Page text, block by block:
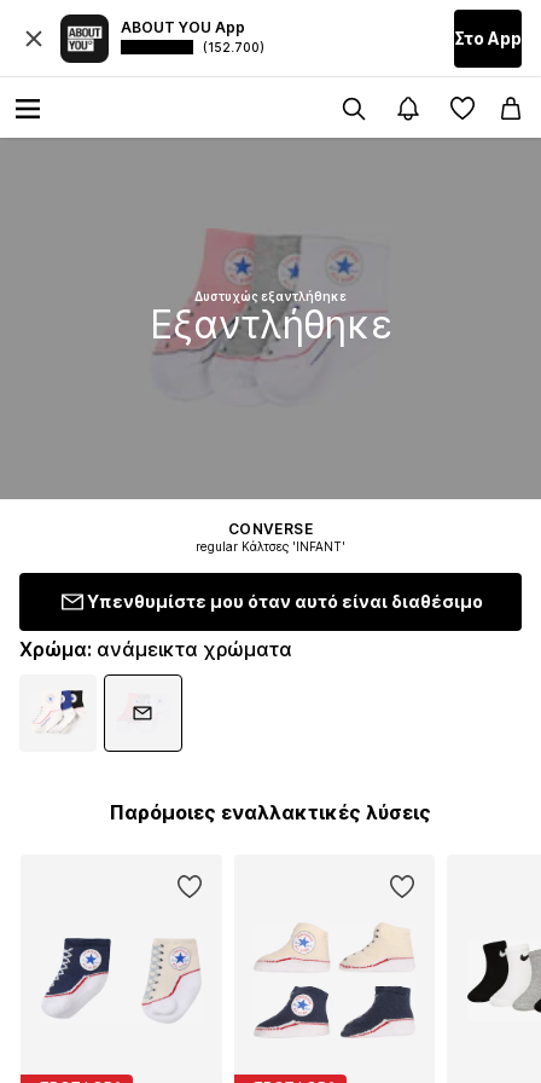
ABOUT YOU App
(152.700) Στο Αpp
Δυστυχώς εξαντλήθηκε
Εξαντλήθηκε
CONVERSE
regular Κάλτσες 'INFANT'
Υπενθυμίστε μου όταν αυτό είναι διαθέσιμο
Χρώμα: ανάμεικτα χρώματα
Παρόμοιες εναλλακτικές λύσεις